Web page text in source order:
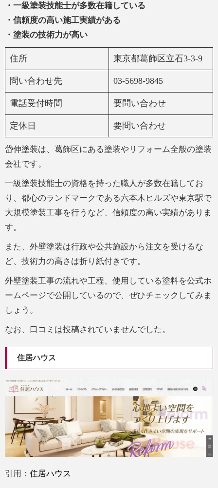
・一級塗装技能士が多数在籍している
・信頼度の高い施工実績がある
・塗装の技術力が高い
住所 東京都葛飾区立石3-3-9
問い合わせ先 03-5698-9845
電話受付時間 要問い合わせ
定休日 要問い合わせ
岱伸塗装は、葛飾区にある塗装やリフォーム全般の塗装
会社です。
一級塗装技能士の資格を持った職人が多数在籍してお
り、都心のランドマークである六本木ヒルズや東京駅で
大規模塗装工事を行うなど、信頼度の高い実績がありま
す。
また、外壁塗装は行政や公共施設から注文を受けるな
ど、技術力の高さは折り紙付きです。
外壁塗装工事の流れや工程、使用している塗料を公式ホ
ームページで公開しているので、ぜひチェックしてみま
しょう。
なお、口コミは投稿されていませんでした。
住居ハウス
引用： 住居ハウス